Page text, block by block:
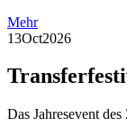
Mehr
13Oct2026
Das Jahresevent